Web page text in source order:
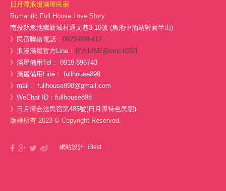
日月潭浪漫滿屋民宿
Romantic Full House Love Story
南投縣魚池鄉新城村通文巷3-10號 (魚池中油站對面半山)
》民宿聯絡電話： 0923-898-417
》浪漫滿屋官方Line： 官方LINE@omc1032l
》滿屋備用Tel： 0919-896743
》滿屋備用Line： fullhouse898
》mail： fullhouse898@gmail.com
》WeChat ID：fullhouse898
》日月潭合法民宿第485號(日月潭特色民宿)
版權所有 2023 © Copyright Reserved.
網站設計‧ iBest